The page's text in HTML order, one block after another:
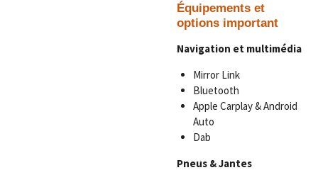
Équipements et
options important
Navigation et multimédia
Mirror Link
Bluetooth
Apple Carplay & Android
Auto
Dab
Pneus & Jantes